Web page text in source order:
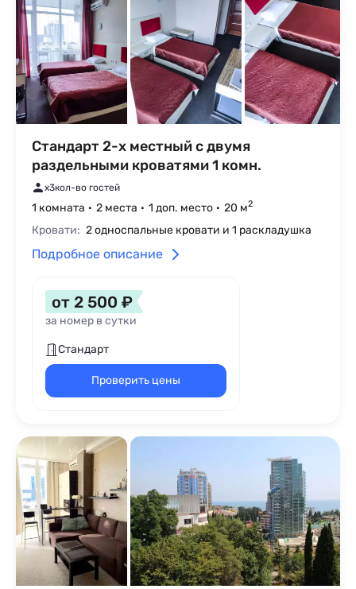
Стандарт 2-х местный с двумя
раздельными кроватями 1 комн.
x3кол-во гостей
1 комната 2 места 1 доп. место 20 м2
Кровати: 2 односпальные кровати и 1 раскладушка
Подробное описание
от 2 500 ₽
за номер в сутки
Стандарт
Проверить цены